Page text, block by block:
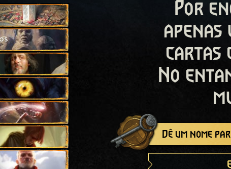
Por
apenas
cartas
No
Dê um nome